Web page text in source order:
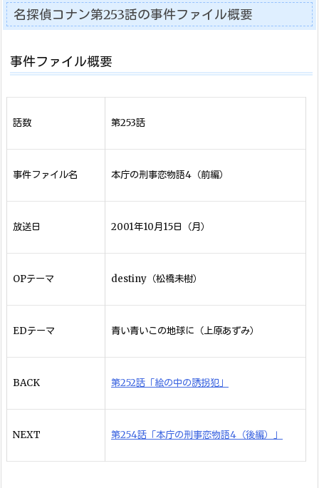
名探偵コナン第253話の事件ファイル概要
事件ファイル概要
話数 第253話
事件ファイル名 本庁の刑事恋物語4（前編）
放送日 2001年10月15日（月）
OPテーマ destiny（松橋未樹）
EDテーマ 青い青いこの地球に（上原あずみ）
BACK 第252話「絵の中の誘拐犯」
NEXT 第254話「本庁の刑事恋物語4（後編）」